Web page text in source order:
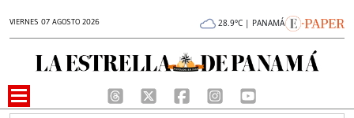
VIERNES 07 AGOSTO 2026 28.9°C | PANAMÁ